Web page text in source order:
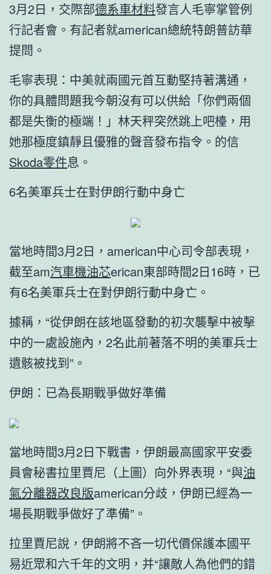
3月2日，交際部德系車材料發言人毛寧掌管例
行記者會。有記者就american總統特朗普訪華
提問。
毛寧表現：中美就兩國元首互動堅持著溝通，
你的具體問題我今朝沒有可以供給「你們兩個
都是失衡的極端！」林天秤突然跳上吧檯，用
她那極度鎮靜且優雅的聲音發布指令。的信
Skoda零件息。
6名美軍兵士在對伊朗行動中身亡
當地時間3月2日，american中心司令部表現，
截至am汽車機油芯erican東部時間2日16時，已
有6名美軍兵士在對伊朗行動中身亡。
據稱，“從伊朗在該地區發動的初次襲擊中被擊
中的一處設施內，2名此前著落不明的美軍兵士
遺骸被找到”。
伊朗：已為長期戰爭做好準備
當地時間3月2日下戰書，伊朗最高國家平安委
員會秘書拉里賈尼（上圖）向外界表現，“與油
氣分離器改良版american分歧，伊朗已經為一
場長期戰爭做好了準備”。
拉里賈尼說，伊朗將不吝一切代價保護本國平
易近眾和六千年的文明，并“讓敵人為他們的錯